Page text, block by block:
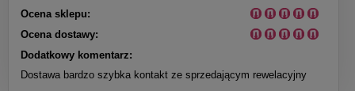
Ocena sklepu:
Ocena dostawy:
Dodatkowy komentarz:
Dostawa bardzo szybka kontakt ze sprzedającym rewelacyjny